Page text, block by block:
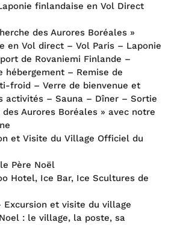
finlandaise en Vol Direct
des Aurores Boréales »
en Vol direct – Vol Paris – Laponie
de Rovaniemi Finlande –
hébergement – Remise de
froid – Verre de bienvenue et
activités – Sauna – Dîner – Sortie
Aurores Boréales » avec notre
et Visite du Village Officiel du
Père Noël
Hotel, Ice Bar, Ice Scultures de
et visite du village
: le village, la poste, sa